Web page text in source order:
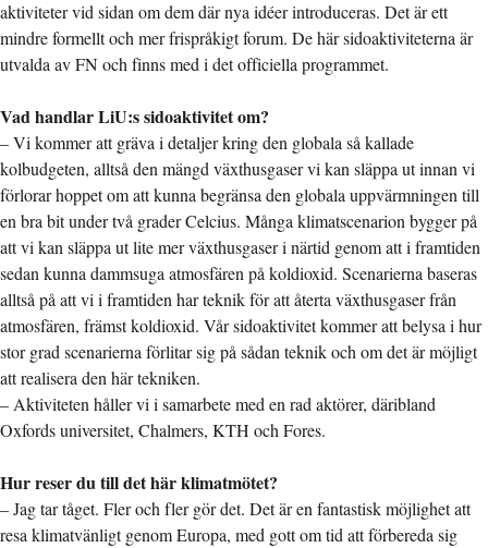
aktiviteter vid sidan om dem där nya idéer introduceras. Det är ett
mindre formellt och mer frispråkigt forum. De här sidoaktiviteterna är
utvalda av FN och finns med i det officiella programmet.
Vad handlar LiU:s sidoaktivitet om?
– Vi kommer att gräva i detaljer kring den globala så kallade
kolbudgeten, alltså den mängd växthusgaser vi kan släppa ut innan vi
förlorar hoppet om att kunna begränsa den globala uppvärmningen till
en bra bit under två grader Celcius. Många klimatscenarion bygger på
att vi kan släppa ut lite mer växthusgaser i närtid genom att i framtiden
sedan kunna dammsuga atmosfären på koldioxid. Scenarierna baseras
alltså på att vi i framtiden har teknik för att återta växthusgaser från
atmosfären, främst koldioxid. Vår sidoaktivitet kommer att belysa i hur
stor grad scenarierna förlitar sig på sådan teknik och om det är möjligt
att realisera den här tekniken.
– Aktiviteten håller vi i samarbete med en rad aktörer, däribland
Oxfords universitet, Chalmers, KTH och Fores.
Hur reser du till det här klimatmötet?
– Jag tar tåget. Fler och fler gör det. Det är en fantastisk möjlighet att
resa klimatvänligt genom Europa, med gott om tid att förbereda sig